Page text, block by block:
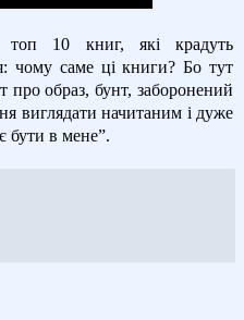
10 книг, які крадуть
чому саме ці книги? Бо тут
про образ, бунт, заборонений
виглядати начитаним і дуже
бути в мене”.